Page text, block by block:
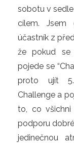
sobotu v
cílem. Jsem
účastník z
že pokud se
pojede se
proto ujít 5.
Challenge a
to, co všichni
podporu
jedinečnou